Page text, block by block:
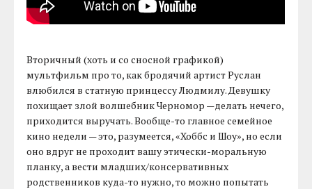
Вторичный (хоть и со сносной графикой)
мультфильм про то, как бродячий артист Руслан
влюбился в статную принцессу Людмилу. Девушку
похищает злой волшебник Черномор —делать нечего,
приходится выручать. Вообще-то главное семейное
кино недели — это, разумеется, «Хоббс и Шоу», но если
оно вдруг не проходит вашу этически-моральную
планку, а вести младших/консервативных
родственников куда-то нужно, то можно попытать